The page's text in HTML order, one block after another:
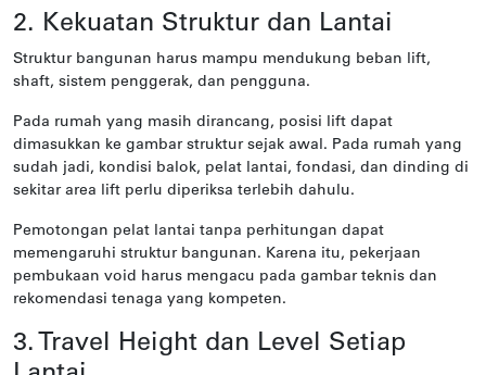
2. Kekuatan Struktur dan Lantai
Struktur bangunan harus mampu mendukung beban lift,
shaft, sistem penggerak, dan pengguna.
Pada rumah yang masih dirancang, posisi lift dapat
dimasukkan ke gambar struktur sejak awal. Pada rumah yang
sudah jadi, kondisi balok, pelat lantai, fondasi, dan dinding di
sekitar area lift perlu diperiksa terlebih dahulu.
Pemotongan pelat lantai tanpa perhitungan dapat
memengaruhi struktur bangunan. Karena itu, pekerjaan
pembukaan void harus mengacu pada gambar teknis dan
rekomendasi tenaga yang kompeten.
3. Travel Height dan Level Setiap